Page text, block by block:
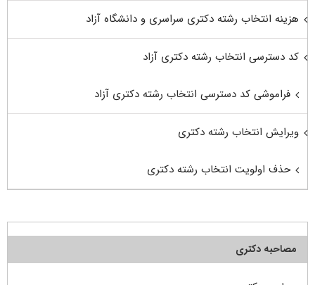
هزینه انتخاب رشته دکتری سراسری و دانشگاه آزاد
کد دسترسی انتخاب رشته دکتری آزاد
فراموشی کد دسترسی انتخاب رشته دکتری آزاد
ویرایش انتخاب رشته دکتری
حذف اولویت انتخاب رشته دکتری
مصاحبه دکتری